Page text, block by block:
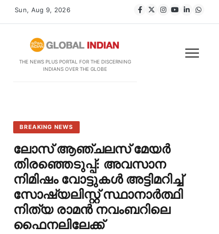
Sun, Aug 9, 2026
THE NEWS PLUS PORTAL FOR THE DISCERNING
INDIANS OVER THE GLOBE
BREAKING NEWS
ലോസ് ആഞ്ചലസ് മേയർ
തിരഞ്ഞെടുപ്പ്: അവസാന
നിമിഷം വോട്ടുകൾ അട്ടിമറിച്ച്
സോഷ്യലിസ്റ്റ് സ്ഥാനാർത്ഥി
നിത്യ രാമൻ നവംബറിലെ
ഫൈനലിലേക്ക്